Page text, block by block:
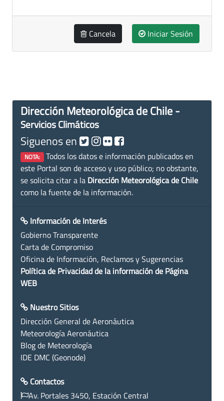
Cancela Iniciar Sesión
Dirección Meteorológica de Chile -
Servicios Climáticos
Siguenos en
NOTA: Todos los datos e información publicados en
este Portal son de acceso y uso público; no obstante,
se solicita citar a la Dirección Meteorológica de Chile
como la fuente de la información.
Información de Interés
Gobierno Transparente
Carta de Compromiso
Oficina de Información, Reclamos y Sugerencias
Política de Privacidad de la información de Página
WEB
Nuestro Sitios
Dirección General de Aeronáutica
Meteorología Aeronáutica
Blog de Meteorología
IDE DMC (Geonode)
Contactos
Av. Portales 3450, Estación Central